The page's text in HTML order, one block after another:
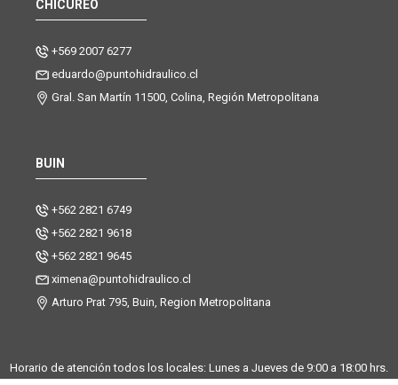
CHICUREO
+569 2007 6277
eduardo@puntohidraulico.cl
Gral. San Martín 11500, Colina, Región Metropolitana
BUIN
+562 2821 6749
+562 2821 9618
+562 2821 9645
ximena@puntohidraulico.cl
Arturo Prat 795, Buin, Region Metropolitana
Horario de atención todos los locales: Lunes a Jueves de 9:00 a 18:00 hrs.